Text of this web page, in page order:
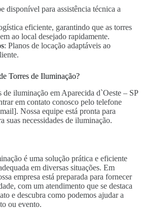
disponível para assistência técnica a
eficiente, garantindo que as torres
ao local desejado rapidamente.
: Planos de locação adaptáveis ao
Torres de Iluminação?
de iluminação em Aparecida d`Oeste – SP
em contato conosco pelo telefone
Nossa equipe está pronta para
suas necessidades de iluminação.
é uma solução prática e eficiente
em diversas situações. Em
empresa está preparada para fornecer
com um atendimento que se destaca
e descubra como podemos ajudar a
ou evento.